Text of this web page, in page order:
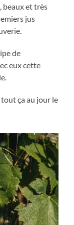
beaux et très
jus
de
eux cette
ça au jour le